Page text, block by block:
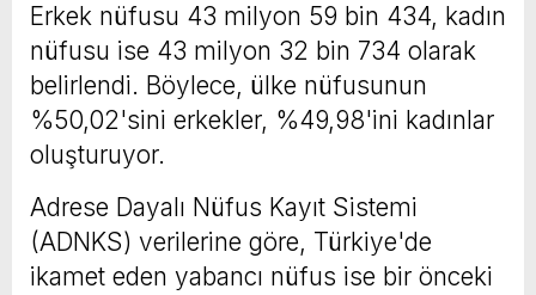
Erkek nüfusu 43 milyon 59 bin 434, kadın
nüfusu ise 43 milyon 32 bin 734 olarak
belirlendi. Böylece, ülke nüfusunun
%50,02'sini erkekler, %49,98'ini kadınlar
oluşturuyor.
Adrese Dayalı Nüfus Kayıt Sistemi
(ADNKS) verilerine göre, Türkiye'de
ikamet eden yabancı nüfus ise bir önceki